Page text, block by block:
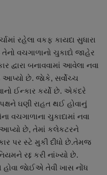
રહેલા વકફ કાયદા સુધારા
વચગાળાનો ચુકાદો જાહેર
દ્વારા બનાવવામાં આવેલા નવા
છે. જાેકે, સર્વોચ્ચ
ઈન્કાર કર્યો છે. એકંદરે
ઘણી રાહત થઈ હોવાનું
વચગાળાના ચુકાદામાં નવા
આપ્યો છે, તેમાં કલેકટરને
પર સ્ટે મુકી દીધો છે.તેમજ
રદ્દ કરી નાંખ્યો છે.
હોવા જાેઈએ તેવી ખાસ નોંધ